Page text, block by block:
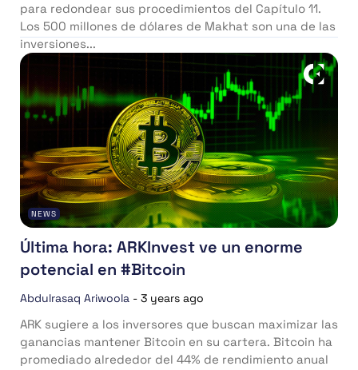
para redondear sus procedimientos del Capítulo 11.
Los 500 millones de dólares de Makhat son una de las
inversiones...
NEWS
Última hora: ARKInvest ve un enorme
potencial en #Bitcoin
Abdulrasaq Ariwoola - 3 years ago
ARK sugiere a los inversores que buscan maximizar las
ganancias mantener Bitcoin en su cartera. Bitcoin ha
promediado alrededor del 44% de rendimiento anual